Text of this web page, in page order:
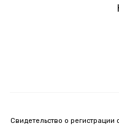
Свидетельство о